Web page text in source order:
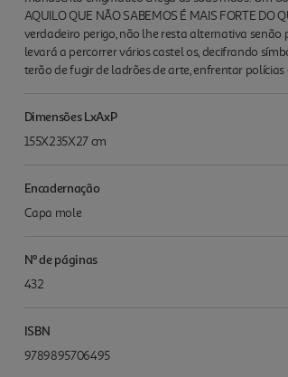
AQUILO QUE NÃO SABEMOS É MAIS FORTE DO
verdadeiro perigo, não lhe resta alternativa senão
levará a percorrer vários castel os, decifrando
terão de fugir de ladrões de arte, enfrentar
Dimensões LxAxP
155X235X27 cm
Encadernação
Capa mole
Nº de páginas
432
ISBN
9789895706495